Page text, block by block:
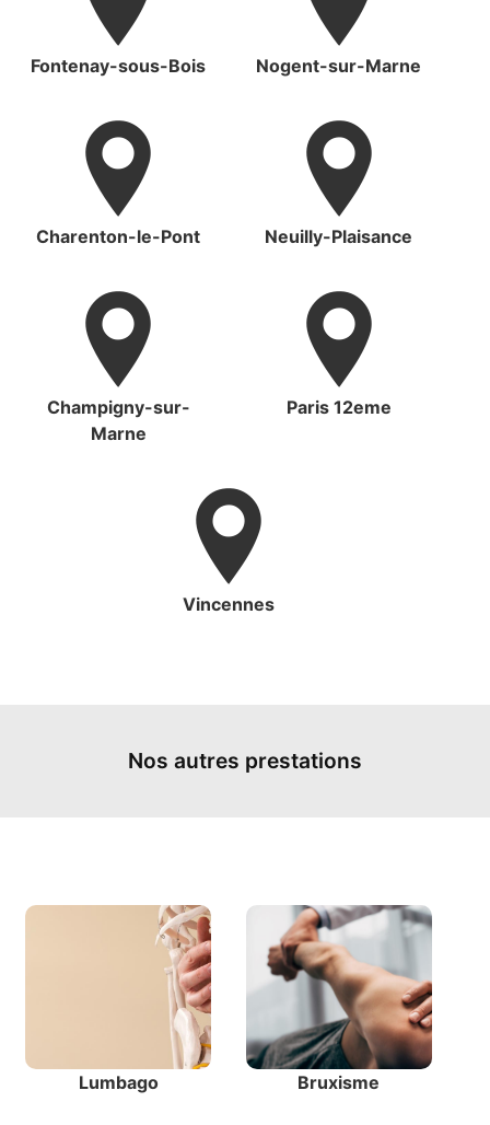
Fontenay-sous-Bois Nogent-sur-Marne
Charenton-le-Pont Neuilly-Plaisance
Champigny-sur-
Marne
Paris 12eme
Vincennes
Nos autres prestations
Lumbago Bruxisme